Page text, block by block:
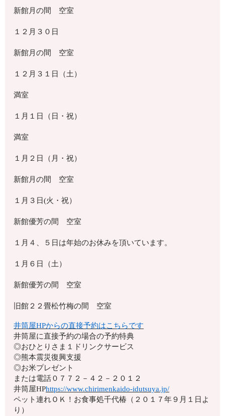
新館月の間 空室
１２月３０日
新館月の間 空室
１２月３１日（土）
満室
１月１日（日・祝）
満室
１月２日（月・祝）
新館月の間 空室
１月３日(火・祝）
新館優芳の間 空室
１月４、５日は年始のお休みを頂いています。
１月６日（土）
新館優芳の間 空室
旧館２２畳松竹梅の間 空室
井筒屋HPからの直接予約はこちらです
井筒屋に直接予約の場合の予約特典
◎おひとりさま１ドリンクサービス
◎熊本震災復興支援
◎お米プレゼント
または電話０７７２－４２－２０１２
井筒屋HPhttps://www.chirimenkaido-idutsuya.jp/
ペット連れＯＫ！お食事処千代椿（２０１７年９月１日よ
り）